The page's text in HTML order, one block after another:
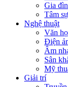
Gia
Tâm
Nghệ thuật
Văn
Điện
Âm
Sân
Mỹ
Giải trí